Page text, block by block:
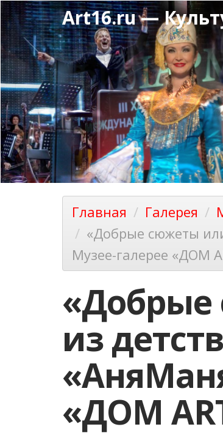
Перейти
к
основному
содержанию
Art16.ru —
Главная Галерея
«Добрые сюжеты
Музее-галерее «ДОМ
из
«ДОМ